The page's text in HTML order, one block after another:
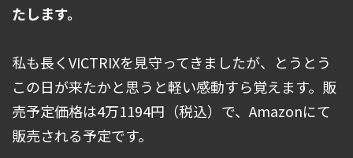
たします。
私も長くVICTRIXを見守ってきましたが、とうとう
この日が来たかと思うと軽い感動すら覚えます。販
売予定価格は4万1194円（税込）で、Amazonにて
販売される予定です。